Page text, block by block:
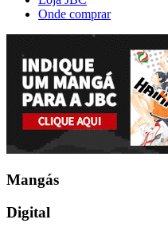
Onde comprar
Mangás
Digital